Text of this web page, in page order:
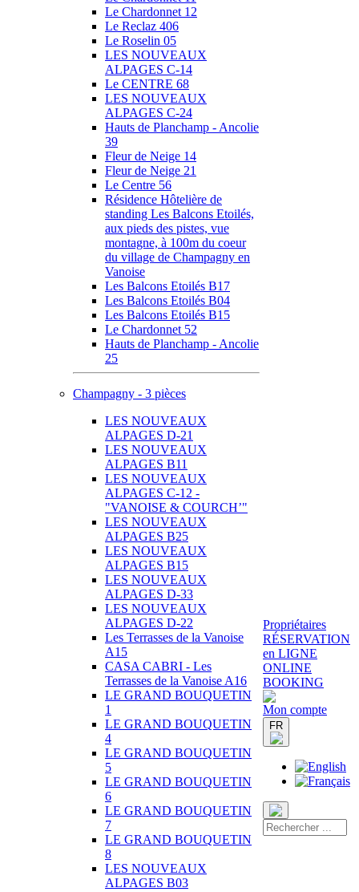
Le Chardonnet 12
Le Reclaz 406
Le Roselin 05
LES NOUVEAUX
ALPAGES C-14
Le CENTRE 68
LES NOUVEAUX
ALPAGES C-24
Hauts de Planchamp - Ancolie
39
Fleur de Neige 14
Fleur de Neige 21
Le Centre 56
Résidence Hôtelière de
standing Les Balcons Etoilés,
aux pieds des pistes, vue
montagne, à 100m du coeur
du village de Champagny en
Vanoise
Les Balcons Etoilés B17
Les Balcons Etoilés B04
Les Balcons Etoilés B15
Le Chardonnet 52
Hauts de Planchamp - Ancolie
25
Champagny - 3 pièces
LES NOUVEAUX
ALPAGES D-21
LES NOUVEAUX
ALPAGES B11
LES NOUVEAUX
ALPAGES C-12 -
"VANOISE & COURCH’"
LES NOUVEAUX
ALPAGES B25
LES NOUVEAUX
ALPAGES B15
LES NOUVEAUX
ALPAGES D-33
LES NOUVEAUX
ALPAGES D-22
Les Terrasses de la Vanoise
A15
CASA CABRI - Les
Terrasses de la Vanoise A16
LE GRAND BOUQUETIN
1
LE GRAND BOUQUETIN
4
LE GRAND BOUQUETIN
5
LE GRAND BOUQUETIN
6
LE GRAND BOUQUETIN
7
LE GRAND BOUQUETIN
8
LES NOUVEAUX
ALPAGES B03
Propriétaires
RÉSERVATION
en LIGNE
ONLINE
BOOKING
Mon compte
FR